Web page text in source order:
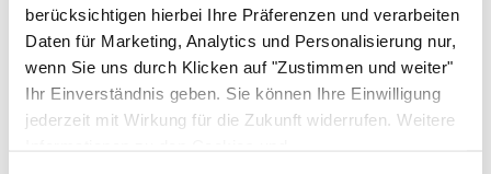
berücksichtigen hierbei Ihre Präferenzen und verarbeiten
Daten für Marketing, Analytics und Personalisierung nur,
wenn Sie uns durch Klicken auf "Zustimmen und weiter"
Ihr Einverständnis geben. Sie können Ihre Einwilligung
jederzeit mit Wirkung für die Zukunft widerrufen. Weitere
1 mm
Aufkantung
Mit oder ohne
Grundboden